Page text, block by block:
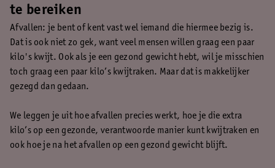
te bereiken
Afvallen: je bent of kent vast wel iemand die hiermee bezig is.
Dat is ook niet zo gek, want veel mensen willen graag een paar
kilo's kwijt. Ook als je een gezond gewicht hebt, wil je misschien
toch graag een paar kilo’s kwijtraken. Maar dat is makkelijker
gezegd dan gedaan.
We leggen je uit hoe afvallen precies werkt, hoe je die extra
kilo’s op een gezonde, verantwoorde manier kunt kwijtraken en
ook hoe je na het afvallen op een gezond gewicht blijft.